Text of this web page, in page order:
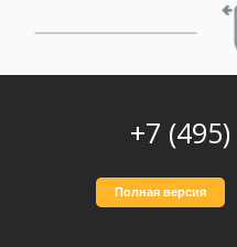
+7
Полная версия